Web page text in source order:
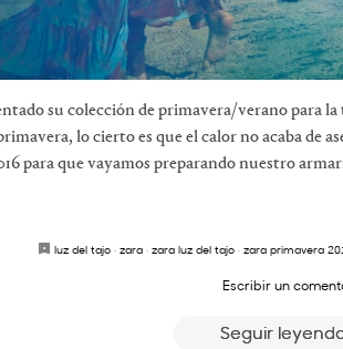
su colección de primavera/verano para
lo cierto es que el calor no acaba de
para que vayamos preparando nuestro
luz del tajo· zara· zara luz del tajo· zara primavera
Escribir un
Seguir